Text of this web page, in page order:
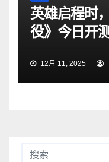
英雄启程时
役》今日开
12月 11, 2025